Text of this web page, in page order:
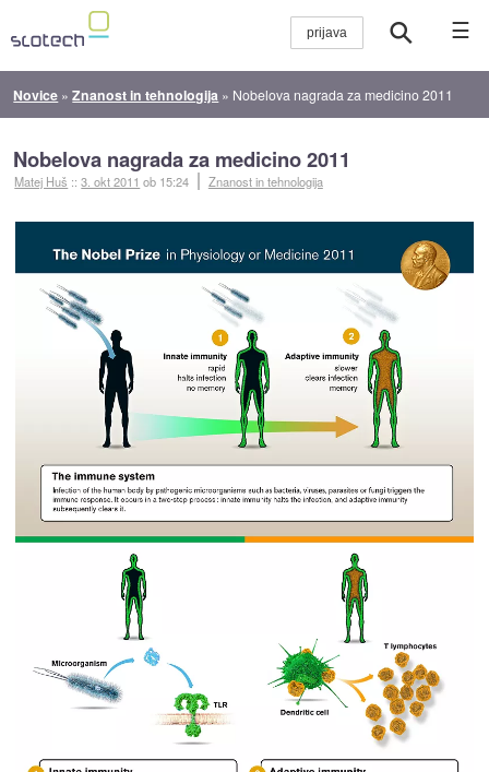
☰
Novice »Znanost in tehnologija » Nobelova nagrada za medicino 2011
Nobelova nagrada za medicino 2011
Matej Huš ::3. okt 2011 ob 15:24 Znanost in tehnologija